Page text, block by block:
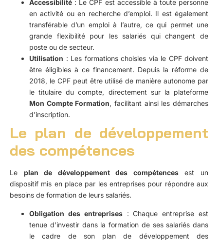
Accessibilité : Le CPF est accessible à toute personne
en activité ou en recherche d’emploi. Il est également
transférable d’un emploi à l’autre, ce qui permet une
grande flexibilité pour les salariés qui changent de
poste ou de secteur.
Utilisation : Les formations choisies via le CPF doivent
être éligibles à ce financement. Depuis la réforme de
2018, le CPF peut être utilisé de manière autonome par
le titulaire du compte, directement sur la plateforme
Mon Compte Formation, facilitant ainsi les démarches
d’inscription.
Le plan de développement
des compétences
Le plan de développement des compétencesest un
dispositif mis en place par les entreprises pour répondre aux
besoins de formation de leurs salariés.
Obligation des entreprises: Chaque entreprise est
tenue d’investir dans la formation de ses salariés dans
le cadre de son plan de développement des